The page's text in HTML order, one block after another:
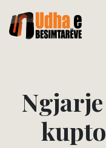
Ngjarje
kupto